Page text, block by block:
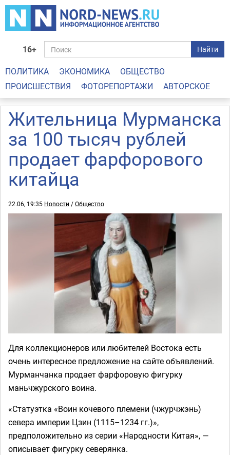
16+ Найти
ПОЛИТИКА ЭКОНОМИКА
ОБЩЕСТВО
ПРОИСШЕСТВИЯ
ФОТОРЕПОРТАЖИ АВТОРСКОЕ
Жительница Мурманска
за 100 тысяч рублей
продает фарфорового
китайца
22.06, 19:35 Новости /Общество
Для коллекционеров или любителей Востока есть
очень интересное предложение на сайте объявлений.
Мурманчанка продает фарфоровую фигурку
маньчжурского воина.
«Статуэтка «Воин кочевого племени (чжурчжэнь)
севера империи Цзин (1115–1234 гг.)»,
предположительно из серии «Народности Китая», —
описывает фигурку северянка.